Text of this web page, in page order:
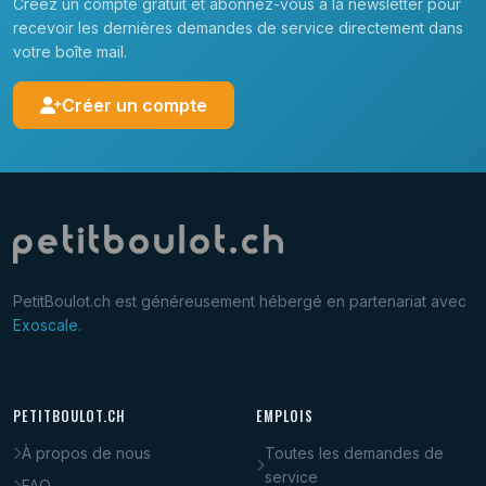
Créez un compte gratuit et abonnez-vous à la newsletter pour
recevoir les dernières demandes de service directement dans
votre boîte mail.
Créer un compte
PetitBoulot.ch est généreusement hébergé en partenariat avec
Exoscale.
PETITBOULOT.CH
À propos de nous
EMPLOIS
Toutes les demandes de
service